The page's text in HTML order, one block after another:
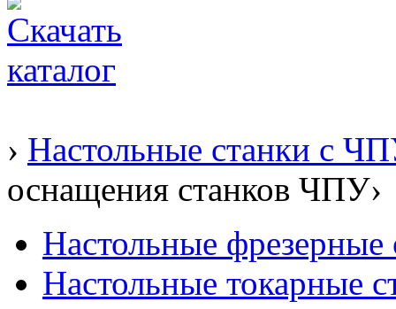
› Настольные станки с
оснащения станков ЧПУ›
Настольные
Настольные токарные